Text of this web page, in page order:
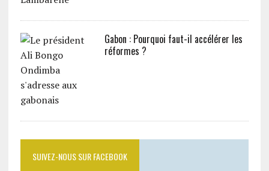
Gabon : Pourquoi faut-il accélérer les
réformes ?
SUIVEZ-NOUS SUR FACEBOOK